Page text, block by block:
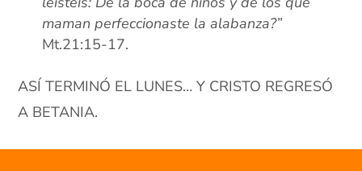
maman perfeccionaste la alabanza?”
Mt.21:15-17.
ASÍ TERMINÓ EL LUNES… Y CRISTO REGRESÓ
A BETANIA.